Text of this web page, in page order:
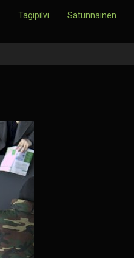
Tagipilvi Satunnainen